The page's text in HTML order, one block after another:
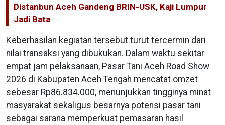
Distanbun Aceh Gandeng BRIN-USK, Kaji Lumpur
Jadi Bata
Keberhasilan kegiatan tersebut turut tercermin dari
nilai transaksi yang dibukukan. Dalam waktu sekitar
empat jam pelaksanaan, Pasar Tani Aceh Road Show
2026 di Kabupaten Aceh Tengah mencatat omzet
sebesar Rp86.834.000, menunjukkan tingginya minat
masyarakat sekaligus besarnya potensi pasar tani
sebagai sarana memperkuat pemasaran hasil